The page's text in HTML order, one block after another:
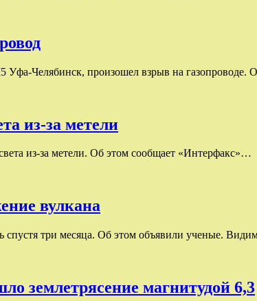
Уфа-Челябинск, произошел взрыв на газопроводе.
из-за метели
из-за метели. Об этом сообщает «Интерфакс»…
вулкана
спустя три месяца. Об этом объявили ученые.
землетрясение магнитудой 6,3